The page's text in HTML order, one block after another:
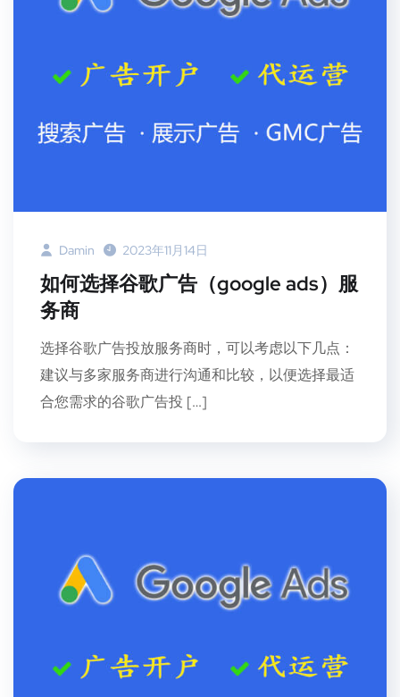
Damin 2023年11月14日
如何选择谷歌广告（google ads）服
务商
选择谷歌广告投放服务商时，可以考虑以下几点：
建议与多家服务商进行沟通和比较，以便选择最适
合您需求的谷歌广告投 […]